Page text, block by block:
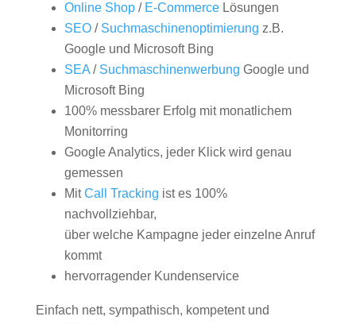
Online Shop/ E-CommerceLösungen
SEO/ Suchmaschinenoptimierung z.B.
Google und Microsoft Bing
SEA/ Suchmaschinenwerbung Google und
Microsoft Bing
100% messbarer Erfolg mit monatlichem
Monitorring
Google Analytics, jeder Klick wird genau
gemessen
MitCall Tracking ist es 100%
nachvollziehbar,
über welche Kampagne jeder einzelne Anruf
kommt
hervorragender Kundenservice
Einfach nett, sympathisch, kompetent und